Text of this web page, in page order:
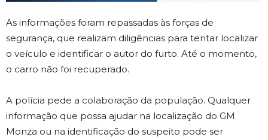
As informações foram repassadas às forças de
segurança, que realizam diligências para tentar localizar
o veículo e identificar o autor do furto. Até o momento,
o carro não foi recuperado.
A polícia pede a colaboração da população. Qualquer
informação que possa ajudar na localização do GM
Monza ou na identificação do suspeito pode ser